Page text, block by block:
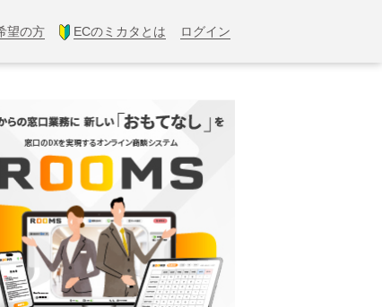
望の方 ECのミカタとは ログイン